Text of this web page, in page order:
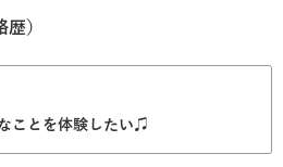
）
ことを体験したい♫